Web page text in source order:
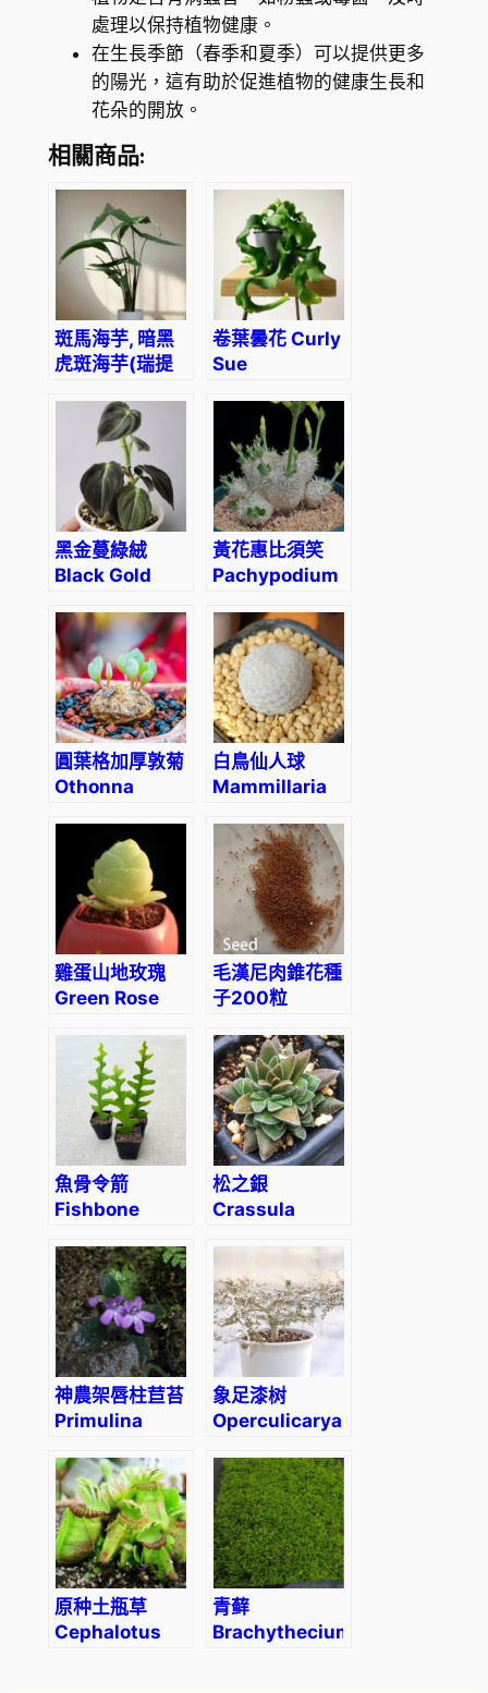
處理以保持植物健康。
在生長季節（春季和夏季）可以提供更多
的陽光，這有助於促進植物的健康生長和
花朵的開放。
相關商品:
斑馬海芋, 暗黑
虎斑海芋(瑞提
Alocasia
zebrina
‘Reticulata’
卷葉曇花 Curly
Sue
guatemalense
monstrose)
黑金蔓綠絨
Black Gold
(Philodendron
Melanochrysum)
黃花惠比須笑
Pachypodium
圓葉格加厚敦菊
Othonna
白鳥仙人球
Mammillaria
雞蛋山地玫瑰
Green Rose
(Greenovia
diplocycla
var. gigantea)
毛漢尼肉錐花種
子200粒
魚骨令箭
Fishbone
(Epiphyllum
anguliger)
松之銀
Crassula
神農架唇柱苣苔
Primulina
T. Wang) Yin
Z. Wang
象足漆树
Operculicarya
原种土瓶草
Cephalotus
青藓
Brachythecium